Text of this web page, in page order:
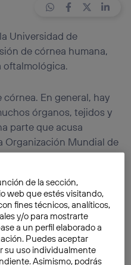
Universidad de
de córnea humana,
oftalmológica.
córnea. En general, hay
órganos, tejidos y
parte que acusa
Organización Mundial de
10 millones de
tracoma. Además, hay
que sufren de ceguera
Todo esto hace que sea
para favorecer
de la sección,
web que estés visitando,
fines técnicos, analíticos,
y/o para mostrarte
a un perfil elaborado a
Puedes aceptar
su uso individualmente
Asimismo, podrás